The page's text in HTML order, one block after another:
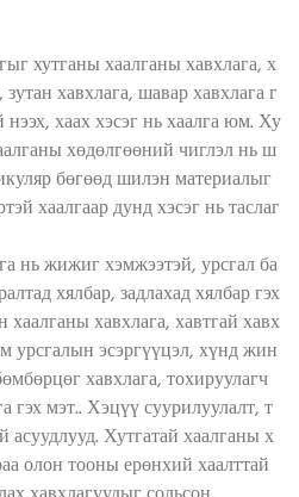
хутганы хаалганы хавхлага, х
хавхлага, шавар хавхлага г
хаах хэсэг нь хаалга юм. Ху
хөдөлгөөний чиглэл нь ш
бөгөөд шилэн материалыг
хаалгаар дунд хэсэг нь таслаг
нь жижиг хэмжээтэй, урсгал ба
хялбар, задлахад хялбар гэх
хавхлага, хавтгай хавх
урсгалын эсэргүүцэл, хүнд жин
хавхлага, тохируулагч
гэх мэт.. Хэцүү суурилуулалт, т
асуудлууд. Хутгатай хаалганы х
олон тооны ерөнхий хаалттай